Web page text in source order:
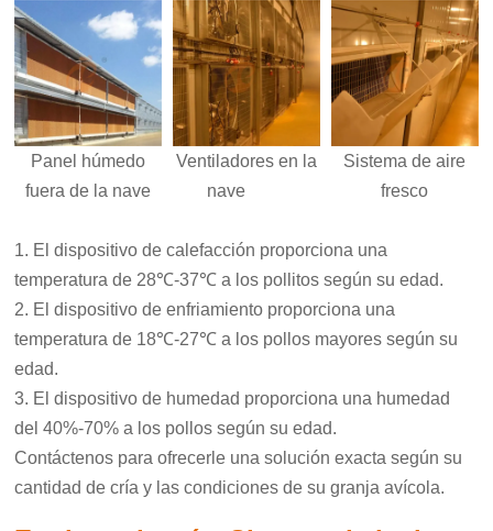
Panel húmedo
fuera de la nave
Ventiladores en la
nave
Sistema de aire
fresco
1. El dispositivo de calefacción proporciona una
temperatura de 28℃-37℃ a los pollitos según su edad.
2. El dispositivo de enfriamiento proporciona una
temperatura de 18℃-27℃ a los pollos mayores según su
edad.
3. El dispositivo de humedad proporciona una humedad
del 40%-70% a los pollos según su edad.
Contáctenos para ofrecerle una solución exacta según su
cantidad de cría y las condiciones de su granja avícola.